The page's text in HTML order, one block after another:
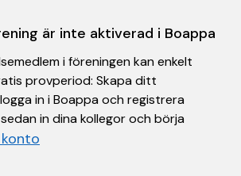
är inte aktiverad i Boappa
i föreningen kan enkelt
provperiod: Skapa ditt
in i Boappa och registrera
in dina kollegor och börja